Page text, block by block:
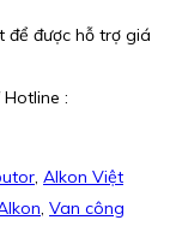
để được hỗ trợ giá
:
, Alkon Việt
, Van công